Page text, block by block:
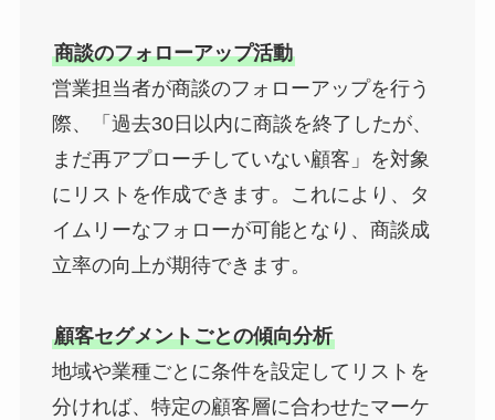
商談のフォローアップ活動
営業担当者が商談のフォローアップを行う
際、「過去30日以内に商談を終了したが、
まだ再アプローチしていない顧客」を対象
にリストを作成できます。これにより、タ
イムリーなフォローが可能となり、商談成
立率の向上が期待できます。
顧客セグメントごとの傾向分析
地域や業種ごとに条件を設定してリストを
分ければ、特定の顧客層に合わせたマーケ